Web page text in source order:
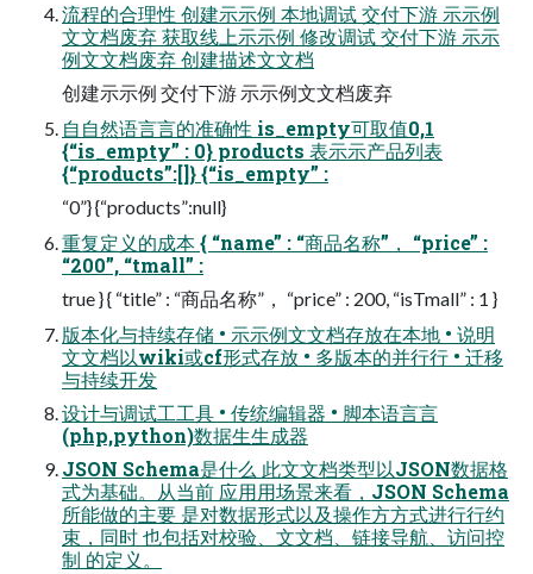
流程的合理性 创建⽰示例 本地调试 交付下游 ⽰示例
⽂文档废弃 获取线上⽰示例 修改调试 交付下游 ⽰示
例⽂文档废弃 创建描述⽂文档
创建⽰示例 交付下游 ⽰示例⽂文档废弃
⾃自然语⾔言的准确性 is_empty可取值0,1
{“is_empty” : 0} products 表⽰示产品列表
{“products”:[]} {“is_empty” :
“0”} {“products”:null}
重复定义的成本 { “name” : “商品名称”， “price” :
“200”, “tmall” :
true } { “title” : “商品名称”， “price” : 200, “isTmall” : 1 }
版本化与持续存储 • ⽰示例⽂文档存放在本地 • 说明
⽂文档以wiki或cf形式存放 • 多版本的并⾏行 • 迁移
与持续开发
设计与调试⼯工具 • 传统编辑器 • 脚本语⾔言
(php,python)数据⽣生成器
JSON Schema是什么 此⽂文档类型以JSON数据格
式为基础。从当前 应⽤用场景来看，JSON Schema
所能做的主要 是对数据形式以及操作⽅方式进⾏行约
束，同时 也包括对校验、⽂文档、链接导航、访问控
制 的定义。